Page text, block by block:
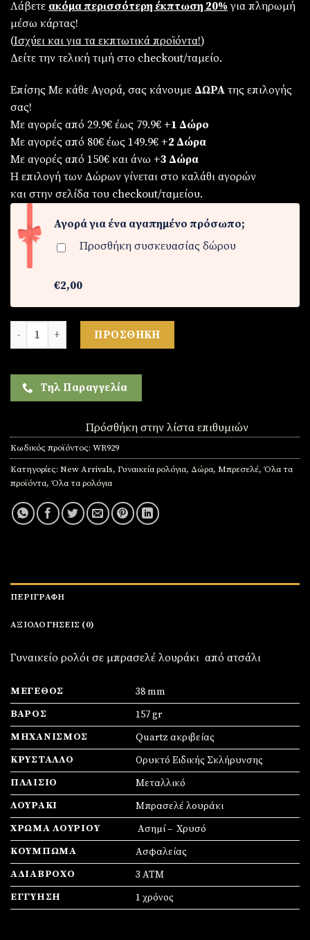
Λάβετε ακόμα περισσότερη έκπτωση 20% για πληρωμή
μέσω κάρτας!
(Iσχύει και για τα εκπτωτικά προϊόντα!)
Δείτε την τελική τιμή στο checkout/ταμείο.
Επίσης Με κάθε Αγορά, σας κάνουμε ΔΩΡΑ της επιλογής
σας!
Με αγορές από 29.9€ έως 79.9€ +1 Δώρο
Με αγορές από 80€ έως 149.9€ +2 Δώρα
Με αγορές από 150€ και άνω +3 Δώρα
Η επιλογή των Δώρων γίνεται στο καλάθι αγορών
και στην σελίδα του checkout/ταμείου.
Αγορά για ένα αγαπημένο πρόσωπο;
Προσθήκη συσκευασίας δώρου
€2,00
Γυναικείο ρολόι ποσότητα
ΠΡΟΣΘΉΚΗ
Τηλ Παραγγελία
Πρόσθήκη στην λίστα επιθυμιών
Κωδικός προϊόντος: WR929
Κατηγορίες: New Arrivals, Γυναικεία ρολόγια, Δώρα, Μπρεσελέ, Όλα τα
προϊόντα, Όλα τα ρολόγια
ΠΕΡΙΓΡΑΦΉ
ΑΞΙΟΛΟΓΉΣΕΙΣ (0)
Γυναικείο ρολόι σε μπρασελέ λουράκι από ατσάλι
ΜΈΓΕΘΟΣ
38 mm
ΒΆΡΟΣ
157 gr
ΜΗΧΑΝΙΣΜΌΣ
Quartz ακριβείας
ΚΡΎΣΤΑΛΛΟ
Ορυκτό Ειδικής Σκλήρυνσης
ΠΛΑΊΣΙΟ
Mεταλλικό
ΛΟΥΡΆΚΙ
Μπρασελέ λουράκι
ΧΡΏΜΑ ΛΟΥΡΙΟΎ
Ασημί – Χρυσό
ΚΟΎΜΠΩΜΑ
Ασφαλείας
ΑΔΙΆΒΡΟΧΟ
3 ΑΤΜ
ΕΓΓΎΗΣΗ
1 χρόνος